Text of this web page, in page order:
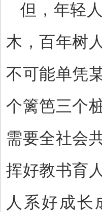
但，年轻
木，百年树
不可能单凭
个篱笆三个
需要全社会
挥好教书育
人系好成长